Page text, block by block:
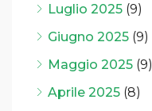
Luglio 2025 (9)
Giugno 2025 (9)
Maggio 2025 (9)
Aprile 2025 (8)